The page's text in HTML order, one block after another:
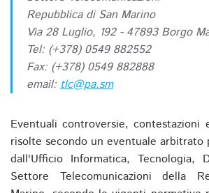
Repubblica di San Marino
Via 28 Luglio, 192 - 47893 Borgo
Tel: (+378) 0549 882552
Fax: (+378) 0549 882888
email: tlc@pa.sm
Eventuali controversie, contestazioni
risolte secondo un eventuale arbitrato
dall'Ufficio Informatica,
Settore Telecomunicazioni della